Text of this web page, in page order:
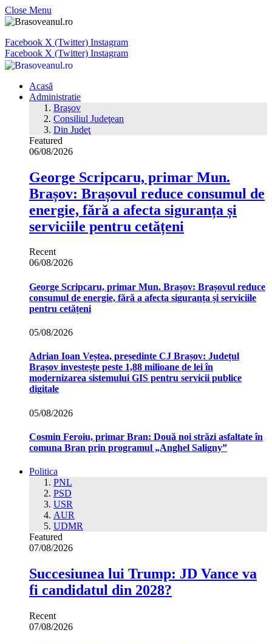
Close Menu
Facebook X (Twitter) Instagram
Facebook X (Twitter) Instagram
Acasă
Administratie
Braşov
Consiliul Judeţean
Din Judeţ
Featured
06/08/2026
George Scripcaru, primar Mun.
Brașov: Brașovul reduce consumul de
energie, fără a afecta siguranța și
serviciile pentru cetățeni
Recent
06/08/2026
George Scripcaru, primar Mun. Brașov: Brașovul reduce
consumul de energie, fără a afecta siguranța și serviciile
pentru cetățeni
05/08/2026
Adrian Ioan Veștea, președinte CJ Brașov: Județul
Brașov investește peste 1,88 milioane de lei în
modernizarea sistemului GIS pentru servicii publice
digitale
05/08/2026
Cosmin Feroiu, primar Bran: Două noi străzi asfaltate în
comuna Bran prin programul „Anghel Saligny”
Politica
PNL
PSD
USR
AUR
UDMR
Featured
07/08/2026
Succesiunea lui Trump: JD Vance va
fi candidatul din 2028?
Recent
07/08/2026